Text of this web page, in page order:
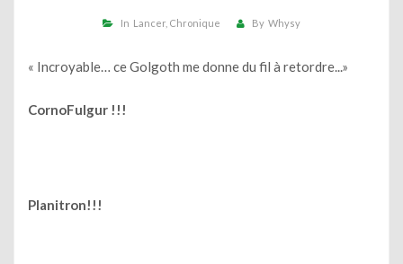
In Lancer Chronique By Whysy
« Incroyable… ce Golgoth me donne du fil à retordre...»
CornoFulgur !!!
Planitron!!!